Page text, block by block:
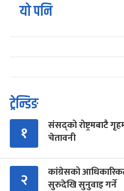
यो पनि
ट्रेन्डिङ
१
संसद्को रोष्ट्रमबाटै
चेतावनी
२
कांग्रेसको
सुरुदेखि सुनुवाइ गर्ने